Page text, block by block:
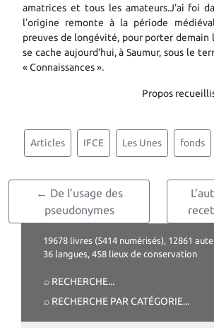
amatrices et tous les amateurs.J’ai foi
l’origine remonte à la période
preuves de longévité, pour porter demain
se cache aujourd’hui, à Saumur, sous le
« Connaissances ».
Propos
Articles IFCE Les Unes fonds
← De l’usage des
pseudonymes
19678 livres (5414 numérisés), 12861
36 langues, 458 lieux de conservation
⌕ RECHERCHE...
⌕ RECHERCHE PAR CATÉGORIE...